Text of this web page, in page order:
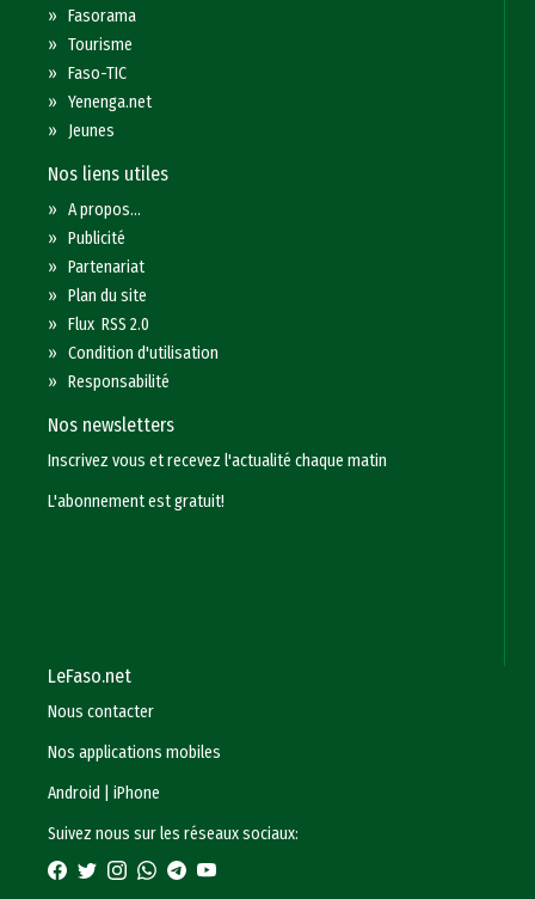
»Fasorama
»Tourisme
»Faso-TIC
»Yenenga.net
» Jeunes
Nos liens utiles
»A propos...
»Publicité
»Partenariat
»Plan du site
»Flux RSS 2.0
»Condition d'utilisation
»Responsabilité
Nos newsletters
Inscrivez vous et recevez l'actualité chaque matin
L'abonnement est gratuit!
LeFaso.net
Nous contacter
Nos applications mobiles
Android
|iPhone
Suivez nous sur les réseaux sociaux: